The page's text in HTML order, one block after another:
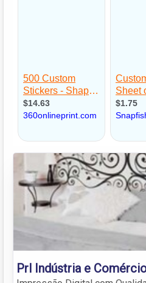
Prl Indústria e